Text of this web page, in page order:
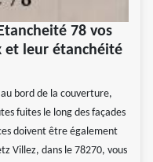
78 vos
et leur étanchéité
bord de la couverture,
fuites le long des façades
doivent être également
Villez, dans le 78270, vous